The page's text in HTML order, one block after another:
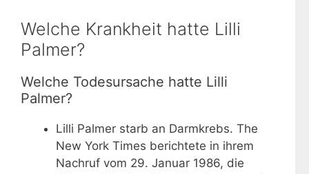
Welche Krankheit hatte Lilli
Palmer?
Welche Todesursache hatte Lilli
Palmer?
Lilli Palmer starb an Darmkrebs. The
New York Times berichtete in ihrem
Nachruf vom 29. Januar 1986, die